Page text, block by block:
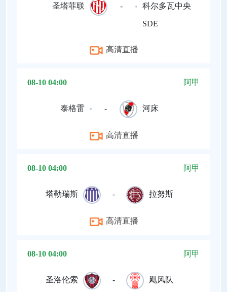
圣塔菲联 - 科尔多瓦中央
SDE
高清直播
08-10 04:00 阿甲
泰格雷 - 河床
高清直播
08-10 04:00 阿甲
塔勒瑞斯 - 拉努斯
高清直播
08-10 04:00 阿甲
圣洛伦索 - 飓风队